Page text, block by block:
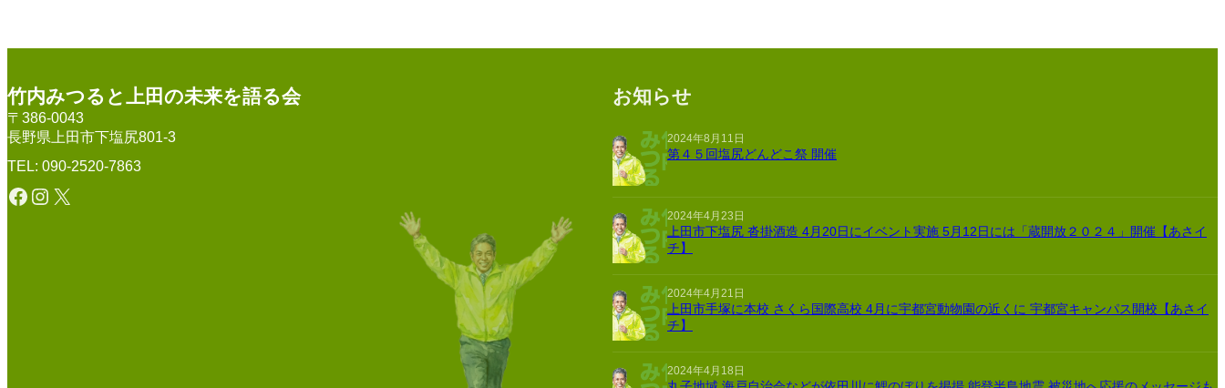
竹内みつると上田の未来を語る会
〒386-0043
長野県上田市下塩尻801-3
TEL: 090-2520-7863
Facebook Instagram X
お知らせ
2024年8月11日
第４５回塩尻どんどこ祭 開催
2024年4月23日
上田市下塩尻 沓掛酒造 4月20日にイベント実施 5月12日には「蔵開放２０２４」開催【あさイ
チ】
2024年4月21日
上田市手塚に本校 さくら国際高校 4月に宇都宮動物園の近くに 宇都宮キャンパス開校【あさイ
チ】
2024年4月18日